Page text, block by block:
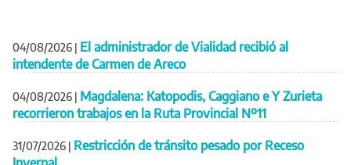
04/08/2026 | El administrador de Vialidad recibió al
intendente de Carmen de Areco
04/08/2026 | Magdalena: Katopodis, Caggiano e Y Zurieta
recorrieron trabajos en la Ruta Provincial Nº11
31/07/2026 | Restricción de tránsito pesado por Receso